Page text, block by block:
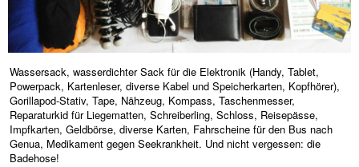
Wassersack, wasserdichter Sack für die Elektronik (Handy, Tablet,
Powerpack, Kartenleser, diverse Kabel und Speicherkarten, Kopfhörer),
Gorillapod-Stativ, Tape, Nähzeug, Kompass, Taschenmesser,
Reparaturkid für Liegematten, Schreiberling, Schloss, Reisepässe,
Impfkarten, Geldbörse, diverse Karten, Fahrscheine für den Bus nach
Genua, Medikament gegen Seekrankheit. Und nicht vergessen: die
Badehose!